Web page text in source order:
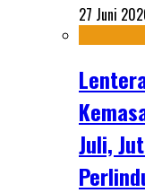
27 Juni
Juli,